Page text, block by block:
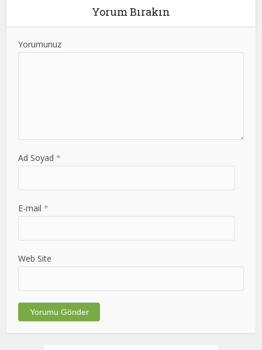
Yorum Bırakın
Yorumunuz
Ad Soyad*
E-mail*
Web Site